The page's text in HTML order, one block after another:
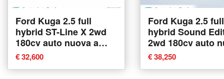
Ford Kuga 2.5 full
hybrid ST-Line X 2wd
180cv auto nuova a
Albano Laziale
€ 32,600
Ford Kuga 2.5 full
hybrid Sound
2wd 180cv auto
a Albano Laziale
€ 38,250